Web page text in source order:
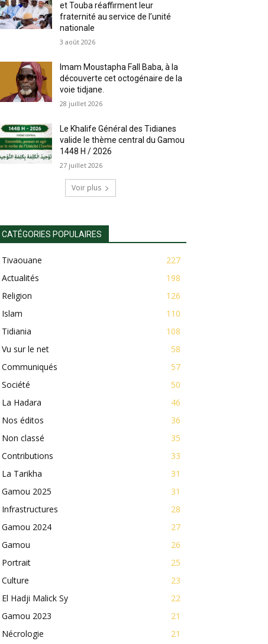
et Touba réaffirment leur
fraternité au service de l’unité
nationale
3 août 2026
Imam Moustapha Fall Baba, à la
découverte cet octogénaire de la
voie tidjane.
28 juillet 2026
Le Khalife Général des Tidianes
valide le thème central du Gamou
1448 H / 2026
27 juillet 2026
Voir plus
CATÉGORIES POPULAIRES
Tivaouane
227
Actualités
198
Religion
126
Islam
110
Tidiania
108
Vu sur le net
58
Communiqués
57
Société
50
La Hadara
46
Nos éditos
36
Non classé
35
Contributions
33
La Tarikha
31
Gamou 2025
31
Infrastructures
28
Gamou 2024
27
Gamou
26
Portrait
25
Culture
23
El Hadji Malick Sy
22
Gamou 2023
21
Nécrologie
21